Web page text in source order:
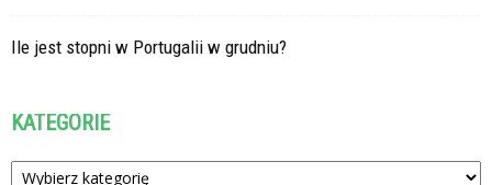
Ile jest stopni w Portugalii w grudniu?
KATEGORIE
Kategorie